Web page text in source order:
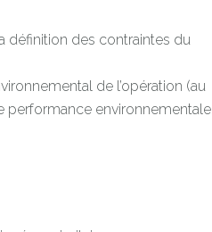
définition des contraintes du
de l’opération (au
performance environnementale.